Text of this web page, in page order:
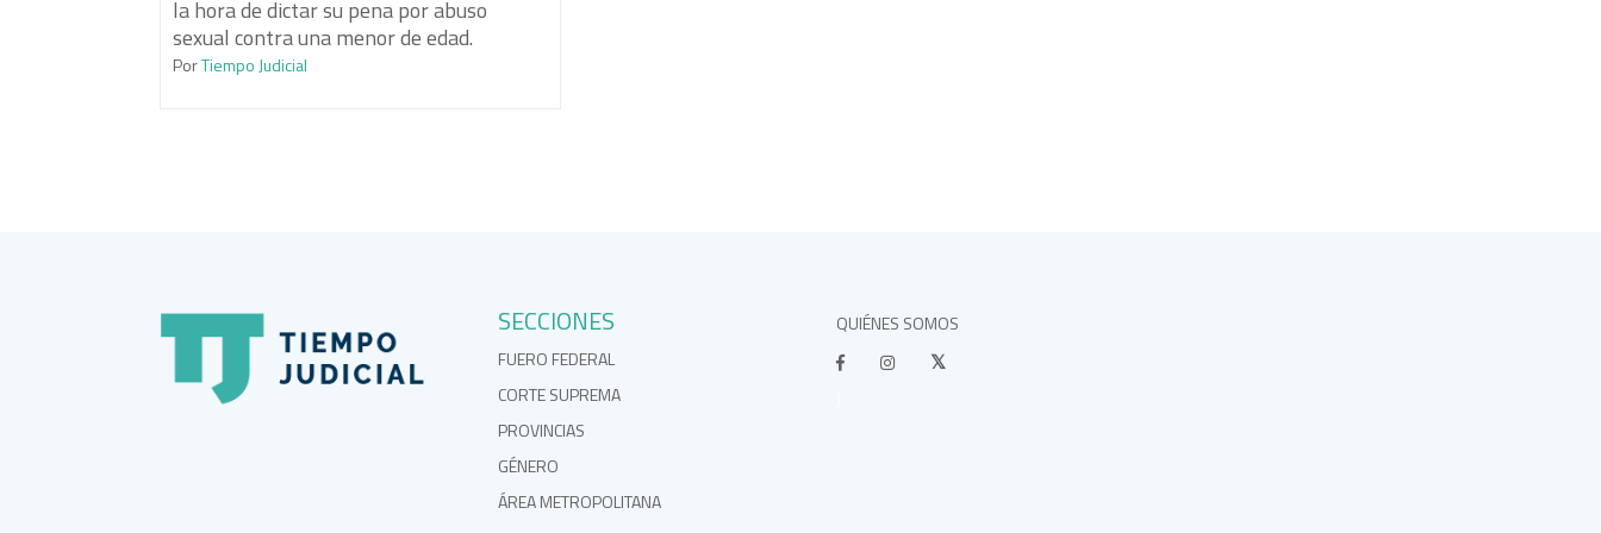
la hora de dictar su pena por abuso
sexual contra una menor de edad.
PorTiempo Judicial
SECCIONES
FUERO FEDERAL
CORTE SUPREMA
PROVINCIAS
GÉNERO
ÁREA METROPOLITANA
QUIÉNES SOMOS